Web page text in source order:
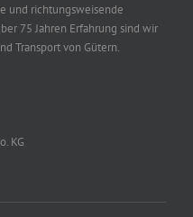
und richtungsweisende
75 Jahren Erfahrung sind wir
Transport von Gütern.
KG